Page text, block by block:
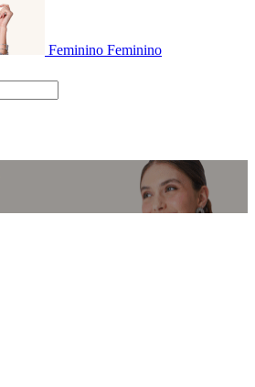
Feminino Feminino